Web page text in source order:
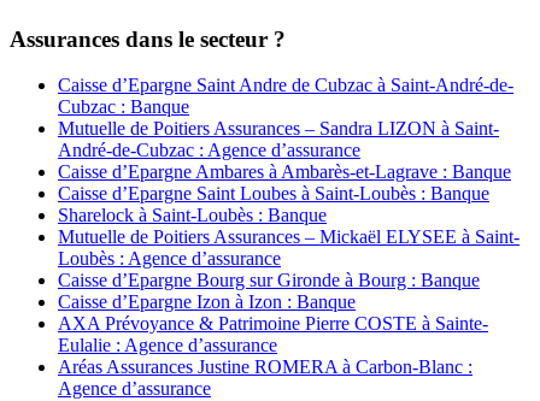
Assurances dans le secteur ?
Caisse d’Epargne Saint Andre de Cubzac à Saint-André-de-
Cubzac : Banque
Mutuelle de Poitiers Assurances – Sandra LIZON à Saint-
André-de-Cubzac : Agence d’assurance
Caisse d’Epargne Ambares à Ambarès-et-Lagrave : Banque
Caisse d’Epargne Saint Loubes à Saint-Loubès : Banque
Sharelock à Saint-Loubès : Banque
Mutuelle de Poitiers Assurances – Mickaël ELYSEE à Saint-
Loubès : Agence d’assurance
Caisse d’Epargne Bourg sur Gironde à Bourg : Banque
Caisse d’Epargne Izon à Izon : Banque
AXA Prévoyance & Patrimoine Pierre COSTE à Sainte-
Eulalie : Agence d’assurance
Aréas Assurances Justine ROMERA à Carbon-Blanc :
Agence d’assurance